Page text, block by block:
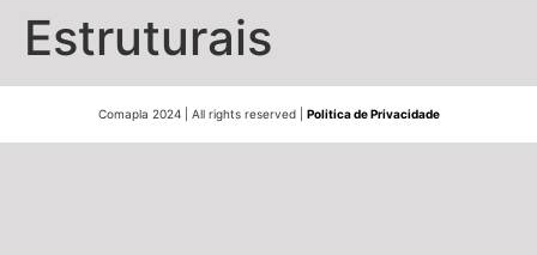
Estruturais
Comapla 2024 | All rights reserved | Politica de Privacidade